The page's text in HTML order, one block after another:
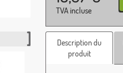
TVA incluse
Description du
produit